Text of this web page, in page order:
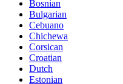
Bosnian
Bulgarian
Cebuano
Chichewa
Corsican
Croatian
Dutch
Estonian